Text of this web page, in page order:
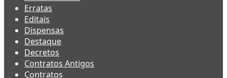
Erratas
Editais
Dispensas
Destaque
Decretos
Contratos Antigos
Contratos